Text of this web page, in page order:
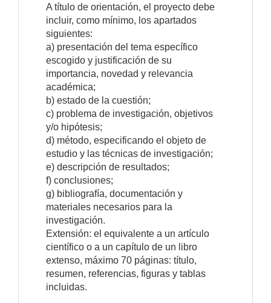
A título de orientación, el proyecto debe
incluir, como mínimo, los apartados
siguientes:
a) presentación del tema específico
escogido y justificación de su
importancia, novedad y relevancia
académica;
b) estado de la cuestión;
c) problema de investigación, objetivos
y/o hipótesis;
d) método, especificando el objeto de
estudio y las técnicas de investigación;
e) descripción de resultados;
f) conclusiones;
g) bibliografía, documentación y
materiales necesarios para la
investigación.
Extensión: el equivalente a un artículo
científico o a un capítulo de un libro
extenso, máximo 70 páginas: título,
resumen, referencias, figuras y tablas
incluidas.